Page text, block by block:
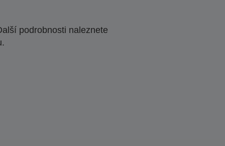
podrobnosti naleznete